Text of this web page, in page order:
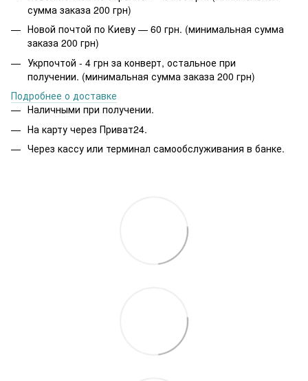
сумма заказа 200 грн)
Новой почтой по Киеву — 60 грн. (минимальная сумма
заказа 200 грн)
Укрпочтой - 4 грн за конверт, остальное при
получении. (минимальная сумма заказа 200 грн)
Подробнее о доставке
Наличными при получении.
На карту через Приват24.
Через кассу или терминал самообслуживания в банке.